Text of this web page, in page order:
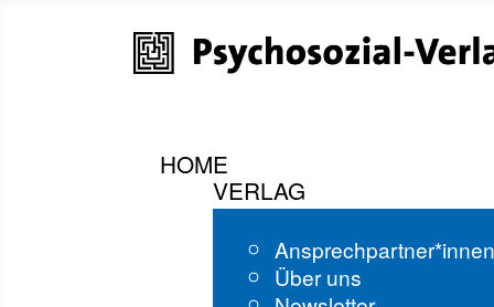
HOME
VERLAG
Über uns